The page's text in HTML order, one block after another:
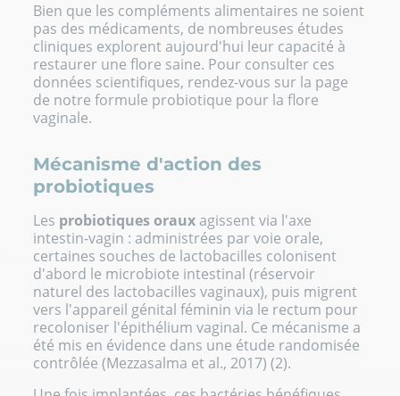
Bien que les compléments alimentaires ne soient
pas des médicaments, de nombreuses études
cliniques explorent aujourd'hui leur capacité à
restaurer une flore saine. Pour consulter ces
données scientifiques, rendez-vous sur la page
de notre formule probiotique pour la flore
vaginale.
Mécanisme d'action des
probiotiques
Les probiotiques oraux agissent via l'axe
intestin-vagin : administrées par voie orale,
certaines souches de lactobacilles colonisent
d'abord le microbiote intestinal (réservoir
naturel des lactobacilles vaginaux), puis migrent
vers l'appareil génital féminin via le rectum pour
recoloniser l'épithélium vaginal. Ce mécanisme a
été mis en évidence dans une étude randomisée
contrôlée (Mezzasalma et al., 2017) (2).